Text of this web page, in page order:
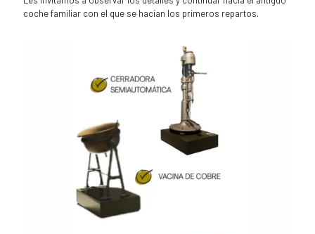
coche familiar con el que se hacían los primeros repartos.